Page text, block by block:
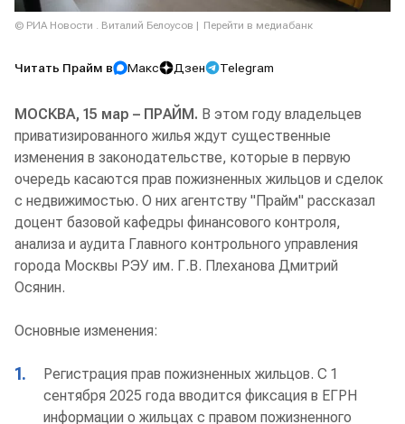
© РИА Новости . Виталий Белоусов Перейти в медиабанк
Читать Прайм в Макс Дзен Telegram
МОСКВА, 15 мар – ПРАЙМ. В этом году владельцев
приватизированного жилья ждут существенные
изменения в законодательстве, которые в первую
очередь касаются прав пожизненных жильцов и сделок
с недвижимостью. О них агентству "Прайм" рассказал
доцент базовой кафедры финансового контроля,
анализа и аудита Главного контрольного управления
города Москвы РЭУ им. Г.В. Плеханова Дмитрий
Осянин.
Основные изменения:
1.
Регистрация прав пожизненных жильцов. С 1
сентября 2025 года вводится фиксация в ЕГРН
информации о жильцах с правом пожизненного